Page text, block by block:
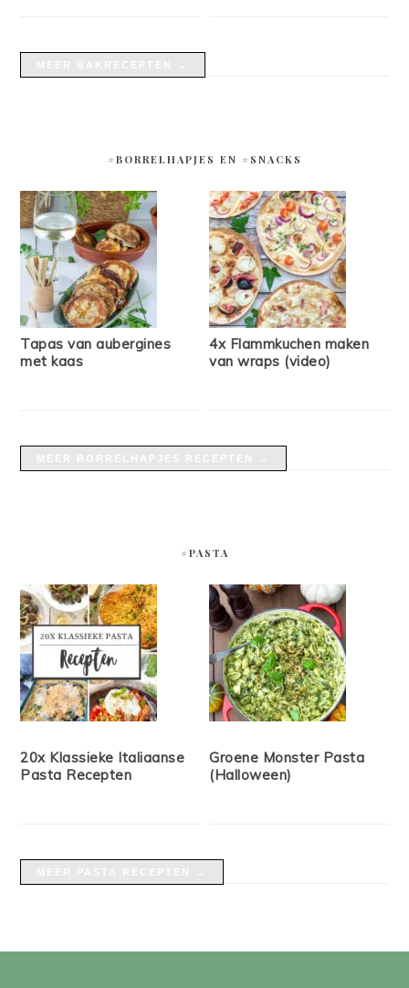
#BORRELHAPJES EN #SNACKS
Tapas van aubergines
met kaas
4x Flammkuchen maken
van wraps (video)
#PASTA
20x Klassieke Italiaanse
Pasta Recepten
Groene Monster Pasta
(Halloween)